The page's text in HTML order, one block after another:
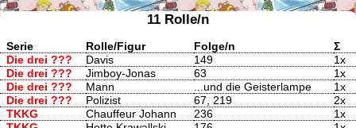
11 Rolle/n
Serie Rolle/Figur Folge/n
Σ
Die drei ???
Davis 149
1x
Die drei ???
Jimboy-Jonas 63
1x
Die drei ???
Mann ...und die Geisterlampe
1x
Die drei ???
Polizist 67, 219
2x
TKKG
Chauffeur Johann 236
1x